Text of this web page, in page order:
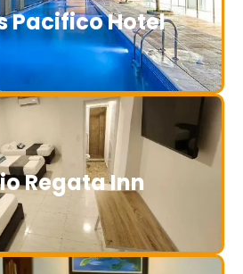
Pacifico Hotel
Regata Inn